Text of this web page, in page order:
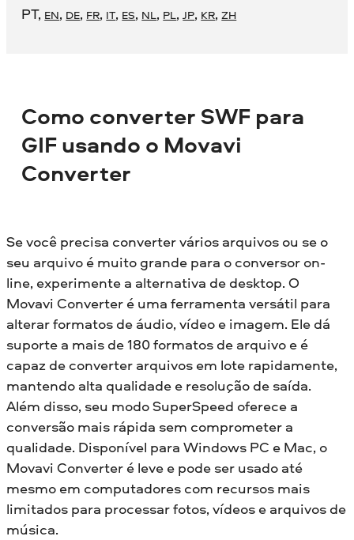
PT, EN, DE, FR, IT, ES, NL, PL,JP, KR,ZH
Como converter SWF para
GIF usando o Movavi
Converter
Se você precisa converter vários arquivos ou se o
seu arquivo é muito grande para o conversor on-
line, experimente a alternativa de desktop. O
Movavi Converter é uma ferramenta versátil para
alterar formatos de áudio, vídeo e imagem. Ele dá
suporte a mais de 180 formatos de arquivo e é
capaz de converter arquivos em lote rapidamente,
mantendo alta qualidade e resolução de saída.
Além disso, seu modo SuperSpeed oferece a
conversão mais rápida sem comprometer a
qualidade. Disponível para Windows PC e Mac, o
Movavi Converter é leve e pode ser usado até
mesmo em computadores com recursos mais
limitados para processar fotos, vídeos e arquivos de
música.